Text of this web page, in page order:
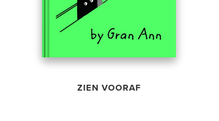
ZIEN VOORAF